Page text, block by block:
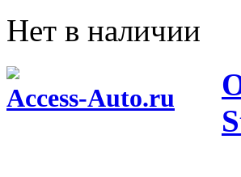
Нет в наличии
Access-Auto.ru